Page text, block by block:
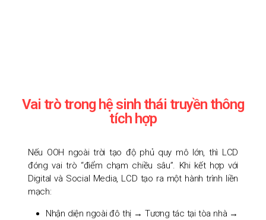
Vai trò trong hệ sinh thái truyền thông
tích hợp
Nếu OOH ngoài trời tạo độ phủ quy mô lớn, thì LCD
đóng vai trò “điểm chạm chiều sâu”. Khi kết hợp với
Digital và Social Media, LCD tạo ra một hành trình liền
mạch:
Nhận diện ngoài đô thị → Tương tác tại tòa nhà →